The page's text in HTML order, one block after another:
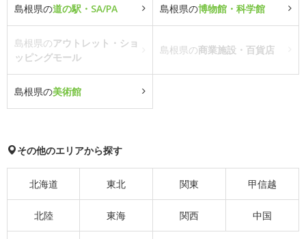
島根県の道の駅・SA/PA 島根県の博物館・科学館
島根県のアウトレット・ショ
ッピングモール
島根県の商業施設・百貨店
島根県の美術館
その他のエリアから探す
北海道 東北 関東 甲信越
北陸 東海 関西 中国